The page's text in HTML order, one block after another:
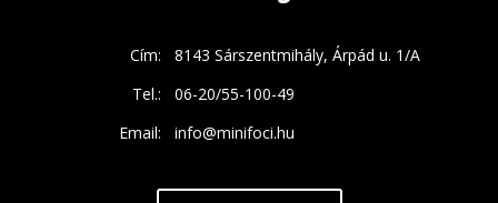
Cím:
8143 Sárszentmihály, Árpád u. 1/A
Tel.:
06-20/55-100-49
Email:
info@minifoci.hu